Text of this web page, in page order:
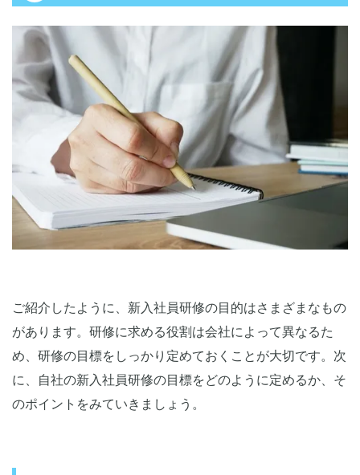
ご紹介したように、新入社員研修の目的はさまざまなもの
があります。研修に求める役割は会社によって異なるた
め、研修の目標をしっかり定めておくことが大切です。次
に、自社の新入社員研修の目標をどのように定めるか、そ
のポイントをみていきましょう。